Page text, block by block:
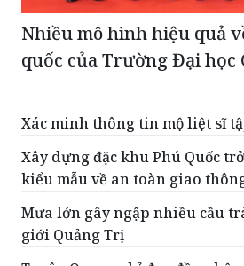
Nhiều mô hình hiệu quả
quốc của Trường Đại học
Xác minh thông tin mộ liệt sĩ
Xây dựng đặc khu Phú Quốc
kiểu mẫu về an toàn giao
Mưa lớn gây ngập nhiều cầu
giới Quảng Trị